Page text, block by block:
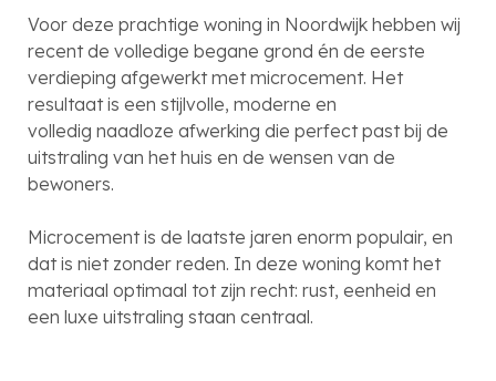
Voor deze prachtige woning in Noordwijk hebben wij
recent de volledige begane grond én de eerste
verdieping afgewerkt met microcement. Het
resultaat is een stijlvolle, moderne en
volledig naadloze afwerking die perfect past bij de
uitstraling van het huis en de wensen van de
bewoners.
Microcement is de laatste jaren enorm populair, en
dat is niet zonder reden. In deze woning komt het
materiaal optimaal tot zijn recht: rust, eenheid en
een luxe uitstraling staan centraal.